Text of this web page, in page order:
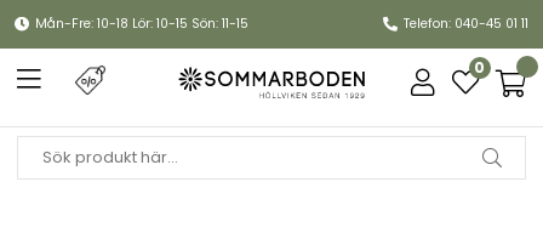
Mån-Fre: 10-18 Lör: 10-15 Sön: 11-15 Telefon: 040-45 01 11
0